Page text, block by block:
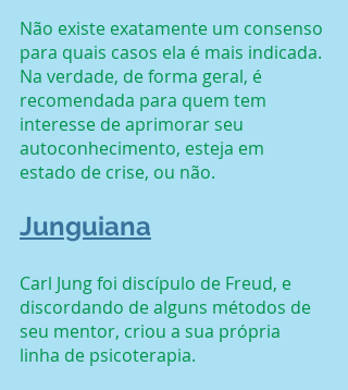
Não existe exatamente um consenso
para quais casos ela é mais indicada.
Na verdade, de forma geral, é
recomendada para quem tem
interesse de aprimorar seu
autoconhecimento, esteja em
estado de crise, ou não.
Junguiana
Carl Jung foi discípulo de Freud, e
discordando de alguns métodos de
seu mentor, criou a sua própria
linha de psicoterapia.